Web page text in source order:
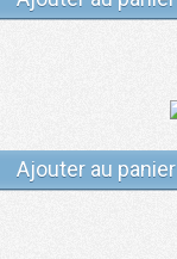
Ajouter au panier